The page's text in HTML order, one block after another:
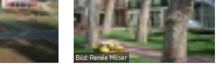
Bild: Renée Möser